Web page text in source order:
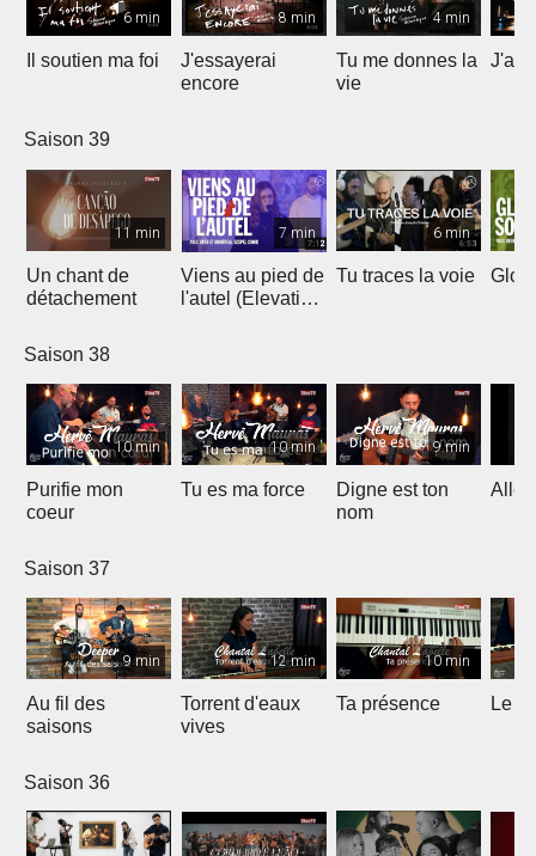
6 min
Il soutien ma foi
8 min
J'essayerai
encore
4 min
Tu me donnes la
vie
J'ai
Saison 39
11 min
Un chant de
détachement
7 min
Viens au pied de
l'autel (Elevation
6 min
Tu traces la voie
Saison 38
10 min
Purifie mon
coeur
10 min
Tu es ma force
9 min
Digne est ton
nom
Saison 37
9 min
Au fil des
saisons
12 min
Torrent d'eaux
vives
10 min
Ta présence Le
Saison 36